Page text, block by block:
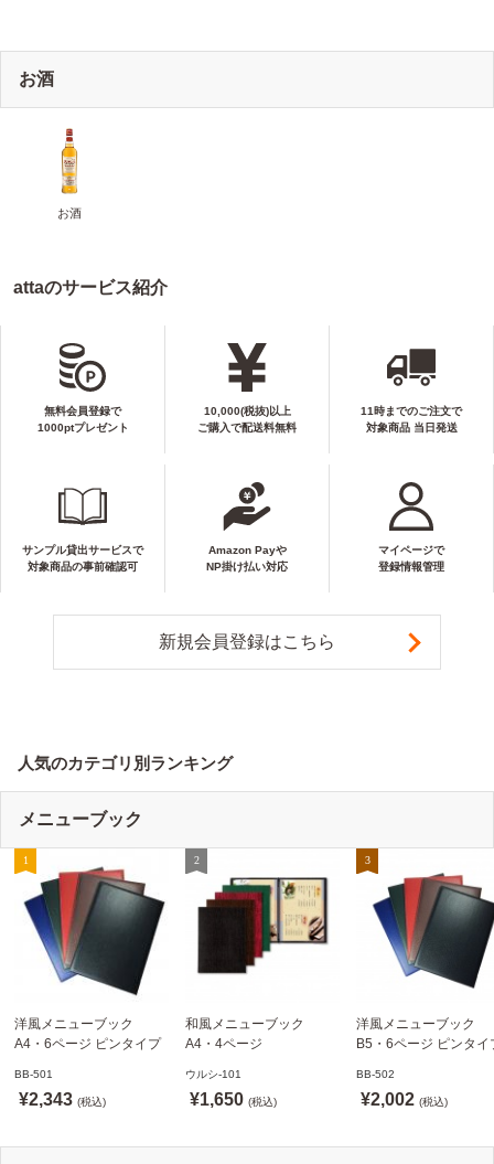
お酒
お酒
attaのサービス紹介
無料会員登録で
1000ptプレゼント
10,000(税抜)以上
ご購入で配送料無料
11時までのご注文で
対象商品 当日発送
サンプル貸出サービスで
対象商品の事前確認可
Amazon Payや
NP掛け払い対応
マイページで
登録情報管理
新規会員登録はこちら
人気のカテゴリ別ランキング
メニューブック
洋風メニューブック
A4・6ページ ピンタイプ
発送可】
BB-501
¥2,343 (税込)
和風メニューブック
A4・4ページ
ウルシ-101 シンビ
(SHIMBI)【当日発送可】
ウルシ-101
¥1,650 (税込)
洋風メニューブック
B5・6ページ ピンタイ
BB-502
¥2,002 (税込)